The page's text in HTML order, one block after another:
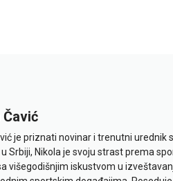
je priznati novinar i trenutni urednik
Srbiji, Nikola je svoju strast prema
višegodišnjim iskustvom u